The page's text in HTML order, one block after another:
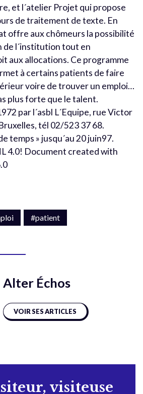
et l´atelier Projet qui propose
de traitement de texte. En
offre aux chômeurs la possibilité
de l´institution tout en
aux allocations. Ce programme
à certains patients de faire
voire de trouver un emploi…
plus forte que le talent.
par l´asbl L´Equipe, rue Victor
tél 02/523 37 68.
temps » jusqu´au 20 juin97.
4.0! Document created with
#patient
Alter Échos
VOIR SES ARTICLES
visiteuse